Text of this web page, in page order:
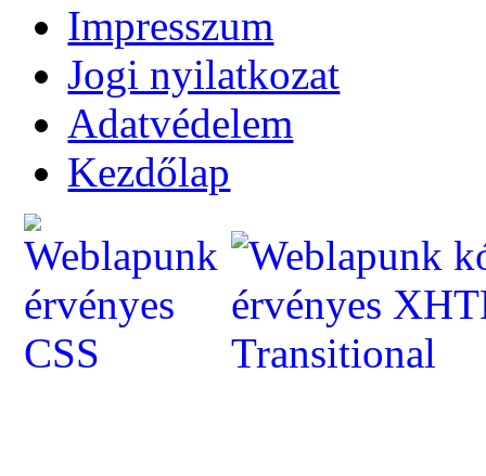
Impresszum
Jogi nyilatkozat
Adatvédelem
Kezdőlap